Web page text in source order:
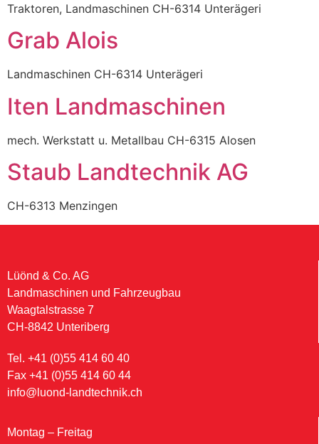
Traktoren, Landmaschinen CH-6314 Unterägeri
Grab Alois
Landmaschinen CH-6314 Unterägeri
Iten Landmaschinen
mech. Werkstatt u. Metallbau CH-6315 Alosen
Staub Landtechnik AG
CH-6313 Menzingen
Lüönd & Co. AG
Landmaschinen und Fahrzeugbau
Waagtalstrasse 7
CH-8842 Unteriberg
Tel. +41 (0)55 414 60 40
Fax +41 (0)55 414 60 44
info@luond-landtechnik.ch
Montag – Freitag